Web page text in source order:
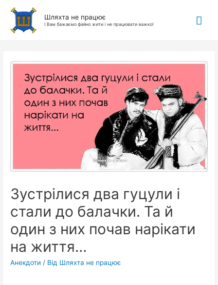
Шляхта не працює
І Вам бажаємо файно жити і не працювати важко!
Зустрілися два гуцули і
стали до балачки. Та й
один з них почав нарікати
на життя…
Анекдоти / Від Шляхта не працює